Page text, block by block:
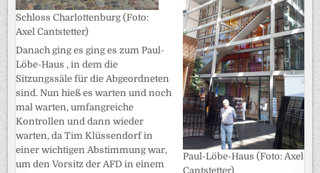
Schloss Charlottenburg (Foto:
Axel Cantstetter)
Paul-Löbe-Haus (Foto: Axel
Cantstetter)
Danach ging es ging es zum Paul-
Löbe-Haus , in dem die
Sitzungssäle für die Abgeordneten
sind. Nun hieß es warten und noch
mal warten, umfangreiche
Kontrollen und dann wieder
warten, da Tim Klüssendorf in
einer wichtigen Abstimmung war,
um den Vorsitz der AFD in einem